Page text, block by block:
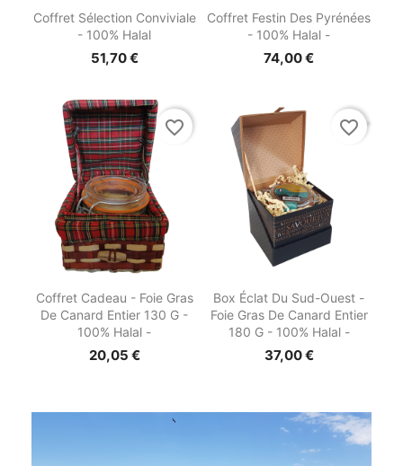
 Aperçu rapide
Coffret Sélection Conviviale
- 100% Halal
51,70 €
 Aperçu rapide
Coffret Festin Des Pyrénées
- 100% Halal -
74,00 €
Aperçu rapide
Coffret Cadeau - Foie Gras
De Canard Entier 130 G -
100% Halal -
20,05 €
favorite_border
Aperçu rapide
Box Éclat Du Sud-Ouest -
Foie Gras De Canard Entier
180 G - 100% Halal -
37,00 €
favorite_border